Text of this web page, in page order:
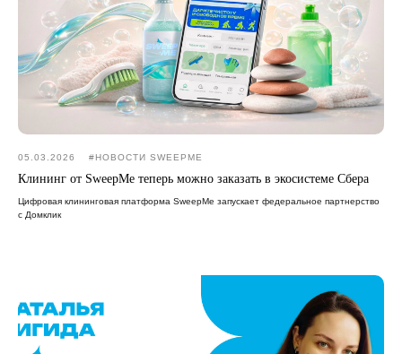
05.03.2026 #НОВОСТИ SWEEPME
Клининг от SweepMe теперь можно заказать в экосистеме Сбера
Цифровая клининговая платформа SweepMe запускает федеральное партнерство
с Домклик